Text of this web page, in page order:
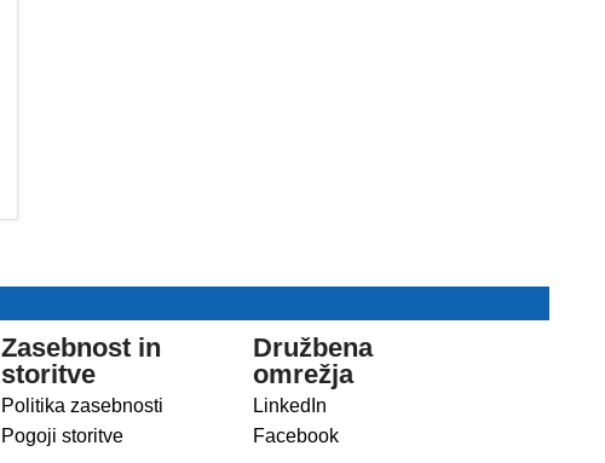
Zasebnost in
storitve
Politika zasebnosti
Pogoji storitve
Družbena
omrežja
LinkedIn
Facebook